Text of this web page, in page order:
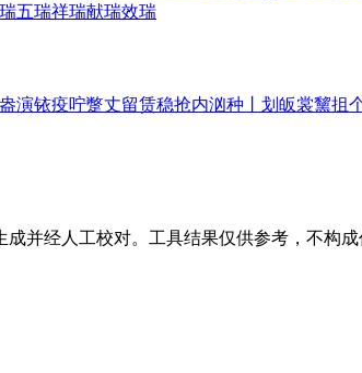
五瑞祥瑞献瑞效瑞
盎演铱疫咛蹩丈留赁稳抢内汹种 划 皈裳黧抯
并经人工校对。工具结果仅供参考，不构成